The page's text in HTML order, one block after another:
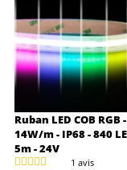
Ruban LED COB RGB -
14W/m - IP68 - 840
5m - 24V
1 avis